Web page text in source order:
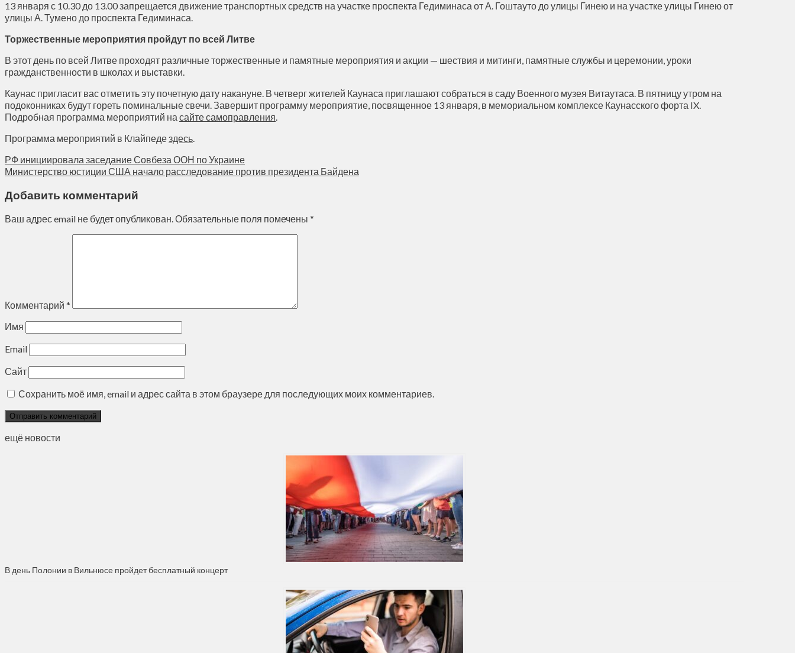
13 января с 10.30 до 13.00 запрещается движение транспортных средств на участке проспекта Гедиминаса от А. Гоштауто до улицы Гинею и на участке улицы Гинею от
улицы А. Тумено до проспекта Гедиминаса.
Торжественные мероприятия пройдут по всей Литве
В этот день по всей Литве проходят различные торжественные и памятные мероприятия и акции — шествия и митинги, памятные службы и церемонии, уроки
гражданственности в школах и выставки.
Каунас пригласит вас отметить эту почетную дату накануне. В четверг жителей Каунаса приглашают собраться в саду Военного музея Витаутаса. В пятницу утром на
подоконниках будут гореть поминальные свечи. Завершит программу мероприятие, посвященное 13 января, в мемориальном комплексе Каунасского форта IX.
Подробная программа мероприятий на сайте самоправления.
Программа мероприятий в Клайпедездесь.
РФ инициировала заседание Совбеза ООН по Украине
Министерство юстиции США начало расследование против президента Байдена
Добавить комментарий
Ваш адрес email не будет опубликован.Обязательные поля помечены *
Комментарий *
Имя
Email
Сайт
Сохранить моё имя, email и адрес сайта в этом браузере для последующих моих комментариев.
ещё новости
В день Полонии в Вильнюсе пройдет бесплатный концерт